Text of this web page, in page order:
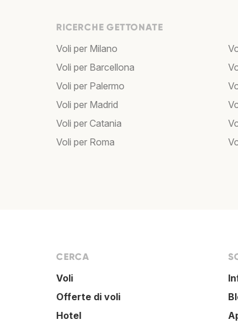
RICERCHE GETTONATE
Voli per Milano
Voli per Barcellona
Voli per Palermo
Voli per Madrid
Voli per Catania
Voli per Roma
CERCA
Voli
Offerte di voli
Hotel